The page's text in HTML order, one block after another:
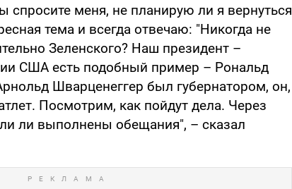
спросите меня, не планирую ли я вернуться
тема и всегда отвечаю: "Никогда не
Зеленского? Наш президент –
США есть подобный пример – Рональд
Шварценеггер был губернатором, он,
Посмотрим, как пойдут дела. Через
ли выполнены обещания", – сказал